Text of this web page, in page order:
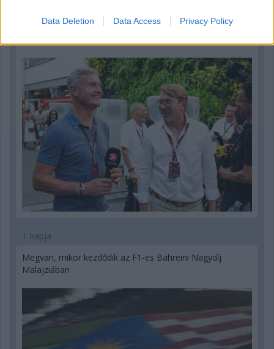
Data Deletion Data Access Privacy Policy
Hakkinen megtartaná a Norris-Piastri párost a
1 napja
Megvan, mikor kezdődik az F1-es Bahreini Nagydíj
Malajziában